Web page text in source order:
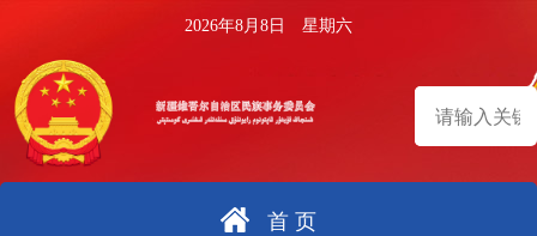
2026年8月8日 星期六
首 页